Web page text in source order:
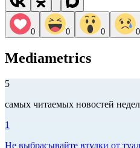
0 0 0 0
Mediametrics
5
самых читаемых новостей
1
Не выбрасывайте втулки от